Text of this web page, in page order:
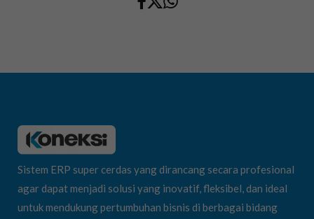
Sistem ERP super cerdas yang dirancang secara profesional
agar dapat menjadi solusi yang inovatif, fleksibel, dan ideal
untuk mendukung pertumbuhan bisnis di berbagai bidang